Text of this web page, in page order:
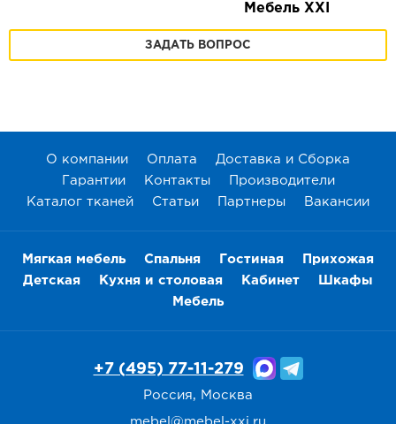
Мебель XXI
ЗАДАТЬ ВОПРОС
О компании Оплата
Доставка и Сборка
Гарантии
Контакты
Производители
Каталог тканей
Статьи Партнеры Вакансии
Мягкая мебель Спальня Гостиная
Прихожая
Детская
Кухня и столовая Кабинет
Шкафы
Мебель
+7 (495) 77-11-279
Россия, Москва
mebel@mebel-xxi.ru